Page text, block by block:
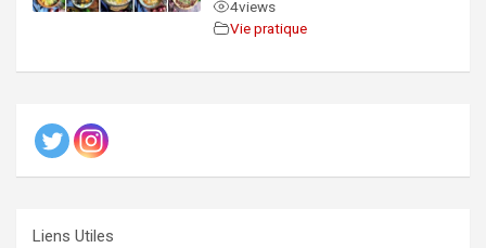
4views
Vie pratique
Liens Utiles